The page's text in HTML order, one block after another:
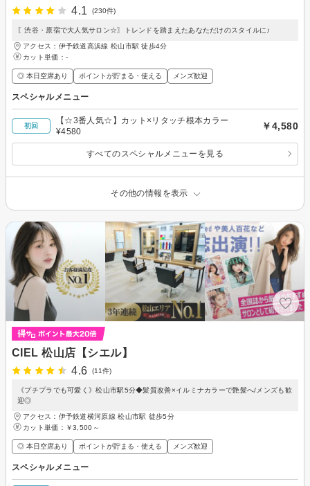
4.1
(230件)
〖渋谷・原宿で大人気サロン☆〗トレンドを踏まえたあなただけのスタイルに♪
アクセス：伊予鉄道高浜線 松山市駅 徒歩4分
カット単価： -
◎ 本日空席あり ポイントが貯まる・使える メンズ歓迎
スペシャルメニュー
初回
【☆3番人気☆】カット×リタッチ根本カラー
¥4580
￥4,580
すべてのスペシャルメニューを見る
その他の情報を表示
CIEL 松山店【シエル】
4.6
(11件)
《プチプラでも可愛く》松山市駅5分◆髪質改善×イルミナカラーで艶髪へ/メンズも歓
迎◎
アクセス：伊予鉄道横河原線 松山市駅 徒歩5分
カット単価： ￥3,500～
◎ 本日空席あり ポイントが貯まる・使える メンズ歓迎
スペシャルメニュー